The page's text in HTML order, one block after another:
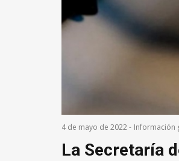
4 de mayo de 2022- Información
La Secretaría